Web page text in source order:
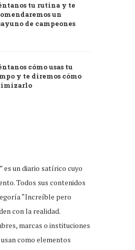
Ago 2, 2026
tu rutina y te
un
de campeones
cómo usas tu
y te diremos cómo
un diario satírico cuyo
Todos sus contenidos
“Increíble pero
con la realidad.
marcas o instituciones
como elementos